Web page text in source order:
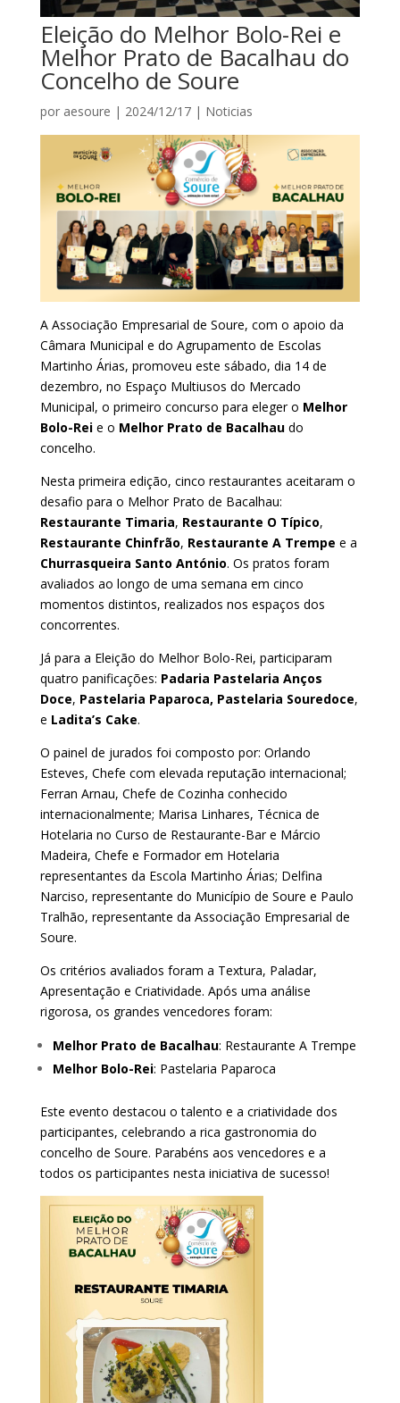
Eleição do Melhor Bolo-Rei e
Melhor Prato de Bacalhau do
Concelho de Soure
por aesoure | 2024/12/17| Noticias
A Associação Empresarial de Soure, com o apoio da
Câmara Municipal e do Agrupamento de Escolas
Martinho Árias, promoveu este sábado, dia 14 de
dezembro, no Espaço Multiusos do Mercado
Municipal, o primeiro concurso para eleger o Melhor
Bolo-Reie o Melhor Prato de Bacalhaudo
concelho.
Nesta primeira edição, cinco restaurantes aceitaram o
desafio para o Melhor Prato de Bacalhau:
Restaurante Timaria, Restaurante O Típico,
Restaurante Chinfrão, Restaurante A Trempe e a
Churrasqueira Santo António. Os pratos foram
avaliados ao longo de uma semana em cinco
momentos distintos, realizados nos espaços dos
concorrentes.
Já para a Eleição do Melhor Bolo-Rei, participaram
quatro panificações: Padaria Pastelaria Anços
Doce, Pastelaria Paparoca, Pastelaria Souredoce,
e Ladita’s Cake.
O painel de jurados foi composto por: Orlando
Esteves, Chefe com elevada reputação internacional;
Ferran Arnau, Chefe de Cozinha conhecido
internacionalmente; Marisa Linhares, Técnica de
Hotelaria no Curso de Restaurante-Bar e Márcio
Madeira, Chefe e Formador em Hotelaria
representantes da Escola Martinho Árias; Delfina
Narciso, representante do Município de Soure e Paulo
Tralhão, representante da Associação Empresarial de
Soure.
Os critérios avaliados foram a Textura, Paladar,
Apresentação e Criatividade. Após uma análise
rigorosa, os grandes vencedores foram:
Melhor Prato de Bacalhau: Restaurante A Trempe
Melhor Bolo-Rei: Pastelaria Paparoca
Este evento destacou o talento e a criatividade dos
participantes, celebrando a rica gastronomia do
concelho de Soure. Parabéns aos vencedores e a
todos os participantes nesta iniciativa de sucesso!